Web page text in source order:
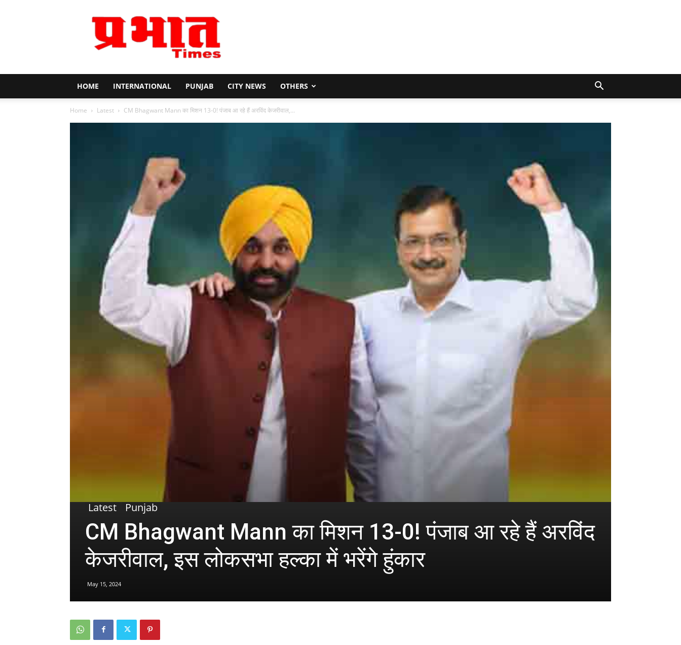
Prabhat
HOME INTERNATIONAL PUNJAB CITY NEWS OTHERS
Home Latest CM Bhagwant Mann का मिशन 13-0! पंजाब आ रहे हैं अरविंद केजरीवाल,...
Latest Punjab
CM Bhagwant Mann का मिशन 13-0! पंजाब आ रहे हैं अरविंद
केजरीवाल, इस लोकसभा हल्का में भरेंगे हुंकार
May 15, 2024